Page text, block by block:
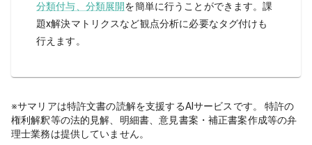
分類付与、分類展開を簡単に行うことができます。課
題x解決マトリクスなど観点分析に必要なタグ付けも
行えます。
※サマリアは特許文書の読解を支援するAIサービスです。 特許の
権利解釈等の法的見解、明細書、意見書案・補正書案作成等の弁
理士業務は提供していません。